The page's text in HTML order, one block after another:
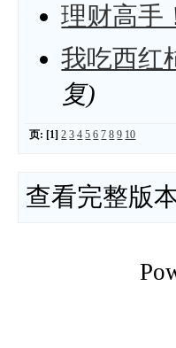
理财高手
我吃西红
复)
页: [1] 2 3 4 5 6 7 8 9 10
查看完整版